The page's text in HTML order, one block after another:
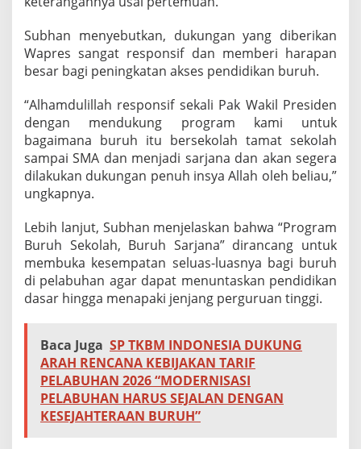
Subhan menyebutkan, dukungan yang diberikan
Wapres sangat responsif dan memberi harapan
besar bagi peningkatan akses pendidikan buruh.
“Alhamdulillah responsif sekali Pak Wakil Presiden
dengan mendukung program kami untuk
bagaimana buruh itu bersekolah tamat sekolah
sampai SMA dan menjadi sarjana dan akan segera
dilakukan dukungan penuh insya Allah oleh beliau,”
ungkapnya.
Lebih lanjut, Subhan menjelaskan bahwa “Program
Buruh Sekolah, Buruh Sarjana” dirancang untuk
membuka kesempatan seluas-luasnya bagi buruh
di pelabuhan agar dapat menuntaskan pendidikan
dasar hingga menapaki jenjang perguruan tinggi.
Baca Juga SP TKBM INDONESIA DUKUNG
ARAH RENCANA KEBIJAKAN TARIF
PELABUHAN 2026 “MODERNISASI
PELABUHAN HARUS SEJALAN DENGAN
KESEJAHTERAAN BURUH”